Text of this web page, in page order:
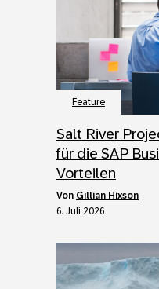
Feature
Salt River
für die SAP
Vorteilen
von Gillian Hixson
6. Juli 2026